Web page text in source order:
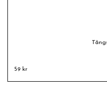
59 kr